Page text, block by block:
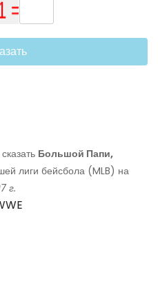
Большой Папи,
лиги бейсбола (MLB) на
г.